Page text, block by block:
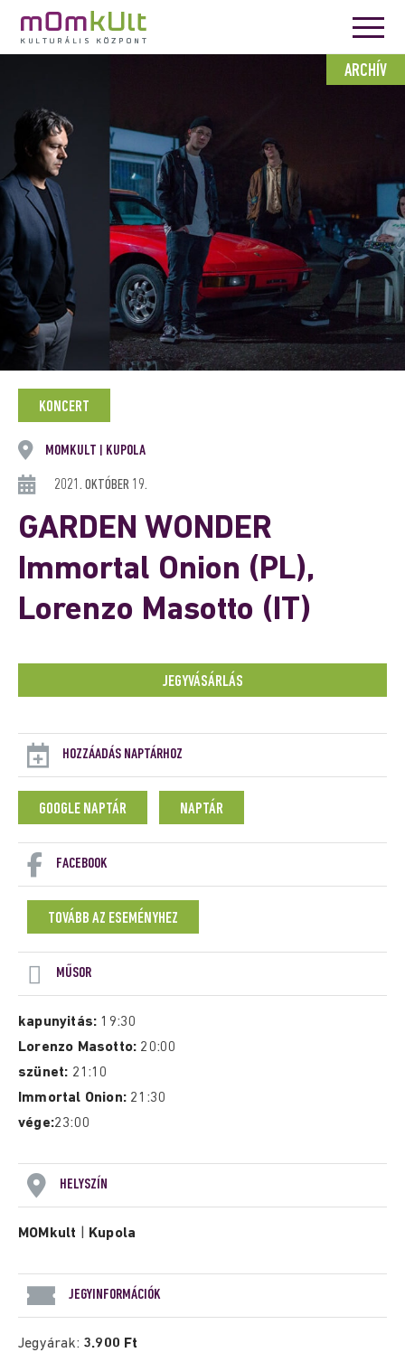
ARCHÍV
KONCERT
MOMKULT KUPOLA
2021. OKTÓBER 19.
GARDEN WONDER
Immortal Onion (PL),
Lorenzo Masotto (IT)
JEGYVÁSÁRLÁS
HOZZÁADÁS NAPTÁRHOZ
GOOGLE NAPTÁR NAPTÁR
FACEBOOK
TOVÁBB AZ ESEMÉNYHEZ
MŰSOR
kapunyitás: 19:30
Lorenzo Masotto: 20:00
szünet: 21:10
Immortal Onion: 21:30
vége:23:00
HELYSZÍN
MOMkult Kupola
JEGYINFORMÁCIÓK
Jegyárak: 3.900 Ft